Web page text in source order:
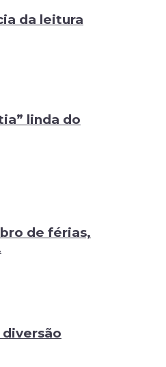
da leitura
linda do
de férias,